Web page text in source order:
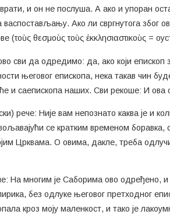
и он не послуша. А ако и упоран
Ако ли свргнутога због
θεσμοὺς τοὺς ἐκκλησιαστικοὺς =
сви да одредимо: да, ако који епископ
његовог епископа, нека такав чин
и саепископа наших. Сви рекоше: И ова
рече: Није вам непознато каква је и
се кратким временом
Црквама. О овима, дакле, треба
На многим је Саборима ово одређено,
без одлуке његовог претходног
кроз моју маленкост, и тако је